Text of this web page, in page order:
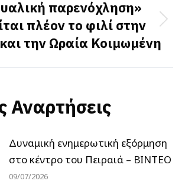
Next
post:
παρενόχληση»
πλέον το φιλί στην
την Ωραία Κοιμωμένη
Αναρτήσεις
Δυναμική ενημερωτική εξόρμηση
στο κέντρο του Πειραιά – ΒΙΝΤΕΟ
09/07/2026